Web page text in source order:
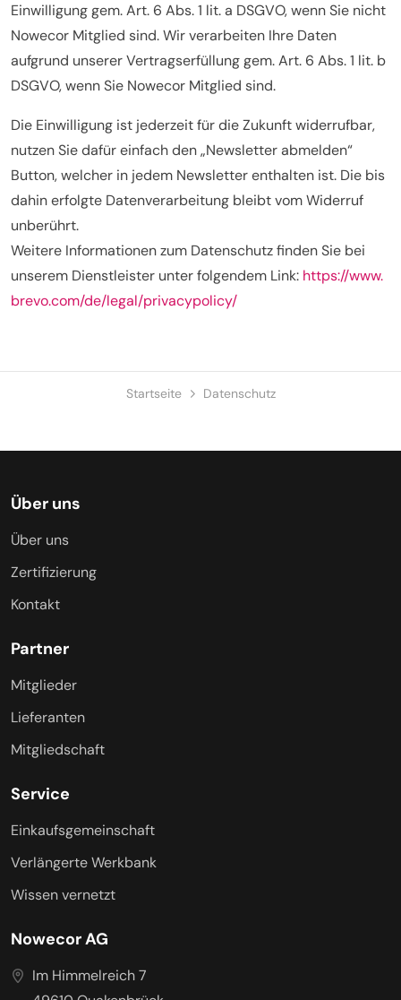
Einwilligung gem. Art. 6 Abs. 1 lit. a DSGVO, wenn Sie nicht
Nowecor Mitglied sind. Wir verarbeiten Ihre Daten
aufgrund unserer Vertragserfüllung gem. Art. 6 Abs. 1 lit. b
DSGVO, wenn Sie Nowecor Mitglied sind.
Die Einwilligung ist jederzeit für die Zukunft widerrufbar,
nutzen Sie dafür einfach den „Newsletter abmelden“
Button, welcher in jedem Newsletter enthalten ist. Die bis
dahin erfolgte Datenverarbeitung bleibt vom Widerruf
unberührt.
Weitere Informationen zum Datenschutz finden Sie bei
unserem Dienstleister unter folgendem Link: https://www.
brevo.com/de/legal/privacypolicy/
Startseite Datenschutz
Über uns
Über uns
Zertifizierung
Kontakt
Partner
Mitglieder
Lieferanten
Mitgliedschaft
Service
Einkaufsgemeinschaft
Verlängerte Werkbank
Wissen vernetzt
Nowecor AG
Im Himmelreich 7